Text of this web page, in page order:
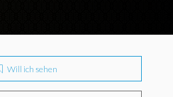
Will ich sehen